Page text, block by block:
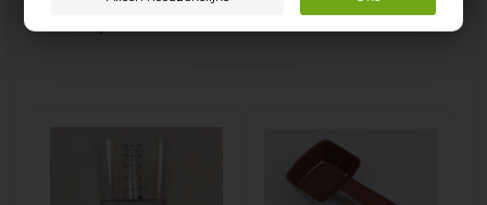
Populaire verwante items